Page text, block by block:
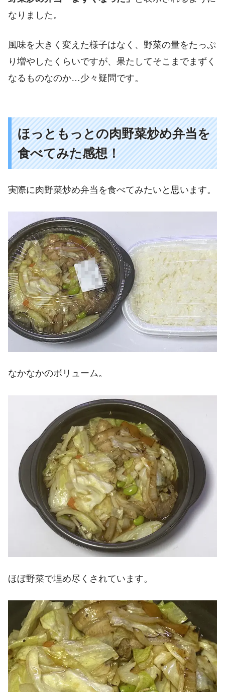
なりました。
風味を大きく変えた様子はなく、野菜の量をたっぷ
り増やしたくらいですが、果たしてそこまでまずく
なるものなのか…少々疑問です。
ほっともっとの肉野菜炒め弁当を
食べてみた感想！
実際に肉野菜炒め弁当を食べてみたいと思います。
なかなかのボリューム。
ほぼ野菜で埋め尽くされています。